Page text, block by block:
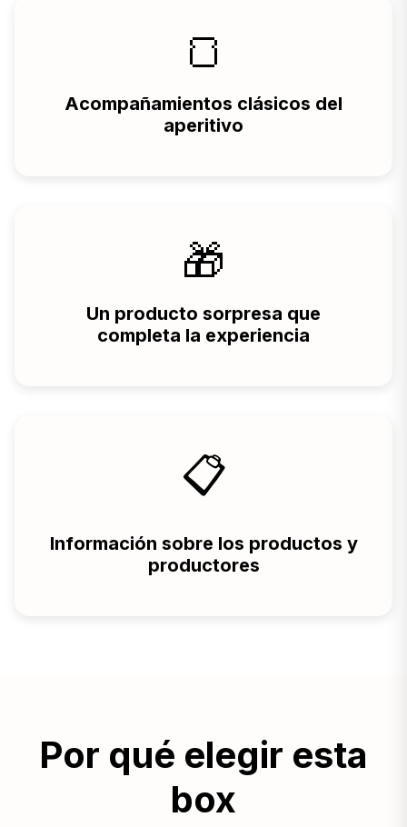
🍞
Acompañamientos clásicos del
aperitivo
🎁
Un producto sorpresa que
completa la experiencia
📋
Información sobre los productos y
productores
Por qué elegir esta
box